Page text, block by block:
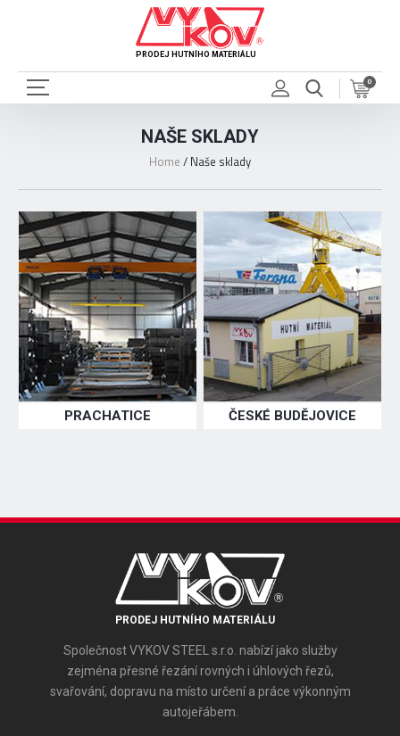
PRODEJ HUTNÍHO MATERIÁLU
0
NAŠE SKLADY
Home / Naše sklady
PRACHATICE ČESKÉ BUDĚJOVICE
PRODEJ HUTNÍHO MATERIÁLU
Společnost VYKOV STEEL s.r.o. nabízí jako služby
zejména přesné řezání rovných i úhlových řezů,
svařování, dopravu na místo určení a práce výkonným
autojeřábem.